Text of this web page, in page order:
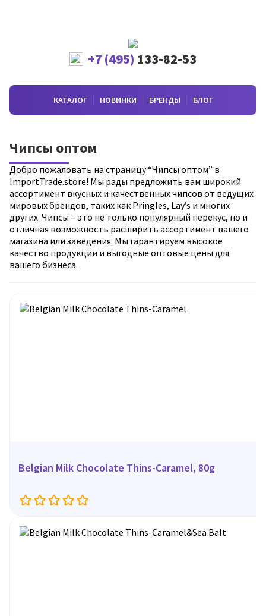
+7 (495) 133-82-53
КАТАЛОГ НОВИНКИ БРЕНДЫ БЛОГ
Чипсы оптом
Добро пожаловать на страницу “Чипсы оптом” в
ImportTrade.store! Мы рады предложить вам широкий
ассортимент вкусных и качественных чипсов от ведущих
мировых брендов, таких как Pringles, Lay’s и многих
других. Чипсы – это не только популярный перекус, но и
отличная возможность расширить ассортимент вашего
магазина или заведения. Мы гарантируем высокое
качество продукции и выгодные оптовые цены для
вашего бизнеса.
Belgian Milk Chocolate Thins-Caramel, 80g